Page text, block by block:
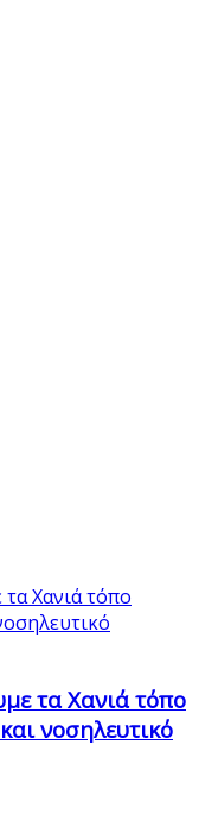
τα Χανιά τόπο
νοσηλευτικό